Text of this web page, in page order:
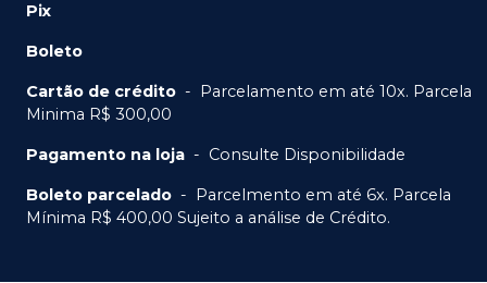
Pix
Boleto
Cartão de crédito - Parcelamento em até 10x. Parcela
Minima R$ 300,00
Pagamento na loja - Consulte Disponibilidade
Boleto parcelado - Parcelmento em até 6x. Parcela
Mínima R$ 400,00 Sujeito a análise de Crédito.